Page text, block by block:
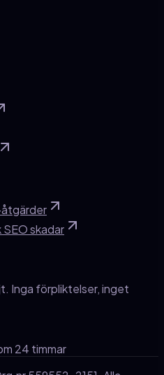
skadar
Inga förpliktelser, inget
24 timmar